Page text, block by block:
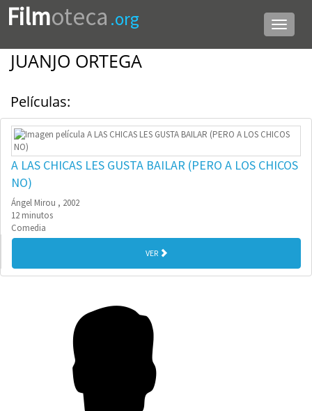
Menú
de
Filmoteca .org
JUANJO ORTEGA
Películas:
A LAS CHICAS LES GUSTA BAILAR (PERO A LOS CHICOS
NO)
Ángel Mirou , 2002
12 minutos
Comedia
VER